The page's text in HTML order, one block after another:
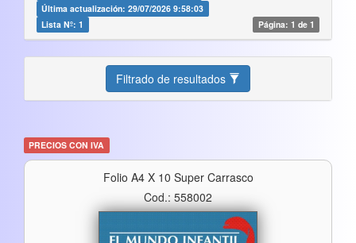
Última actualización: 29/07/2026 9:58:03
Lista Nº: 1
Página: 1 de 1
Filtrado de resultados
PRECIOS CON IVA
Folio A4 X 10 Super Carrasco
Cod.: 558002